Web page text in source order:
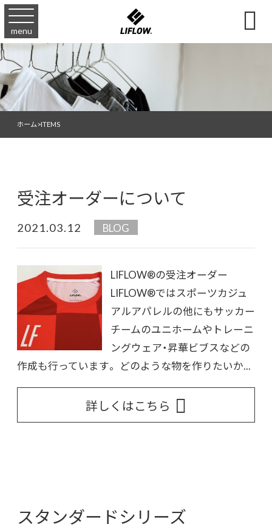
menu 
ホーム>ITEMS
受注オーダーについて
2021.03.12 BLOG
LIFLOW®︎の受注オーダー
LIFLOW®︎ではスポーツカジュ
アルアパレルの他にもサッカー
チームのユニホームやトレーニ
ングウェア・昇華ビブスなどの
作成も行っています。 どのような物を作りたいか...
詳しくはこちら
スタンダードシリーズ